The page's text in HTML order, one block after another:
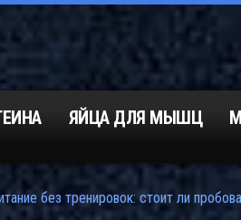
ЯЙЦА ДЛЯ МЫШЦ
без тренировок: стоит ли